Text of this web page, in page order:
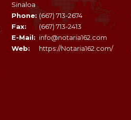
Sinaloa
Phone:(667) 713-2674
Fax:
(667) 713-2413
E-Mail: info@notaria162.com
Web:
https://Notaria162.com/